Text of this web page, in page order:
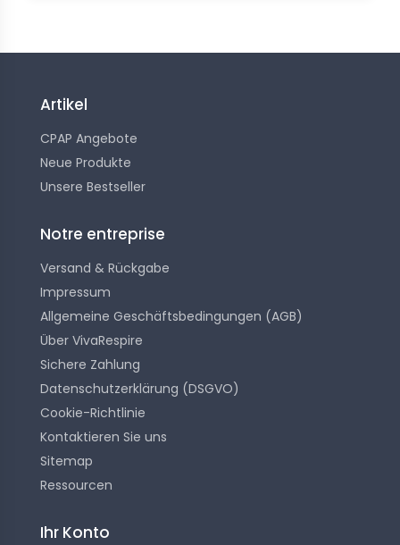
Artikel
CPAP Angebote
Neue Produkte
Unsere Bestseller
Notre entreprise
Versand & Rückgabe
Impressum
Allgemeine Geschäftsbedingungen (AGB)
Über VivaRespire
Sichere Zahlung
Datenschutzerklärung (DSGVO)
Cookie-Richtlinie
Kontaktieren Sie uns
Sitemap
Ressourcen
Ihr Konto